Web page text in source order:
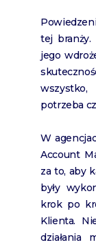
tej branży.
jego
potrzeba
W
Account
za to, aby
były
krok po
Klienta.
działania